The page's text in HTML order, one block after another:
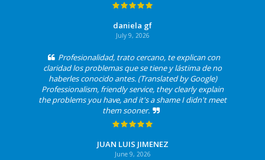
daniela gf
July 9, 2026
Profesionalidad, trato cercano, te explican con
claridad los problemas que se tiene y lástima de no
haberles conocido antes. (Translated by Google)
Professionalism, friendly service, they clearly explain
the problems you have, and it's a shame I didn't meet
them sooner.
JUAN LUIS JIMENEZ
June 9, 2026